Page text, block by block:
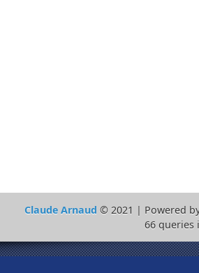
Claude Arnaud © 2021 | Powered
66 queries